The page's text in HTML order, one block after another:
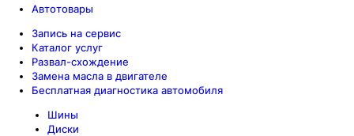
Автотовары
Запись на сервис
Каталог услуг
Развал-схождение
Замена масла в двигателе
Бесплатная диагностика автомобиля
Шины
Диски